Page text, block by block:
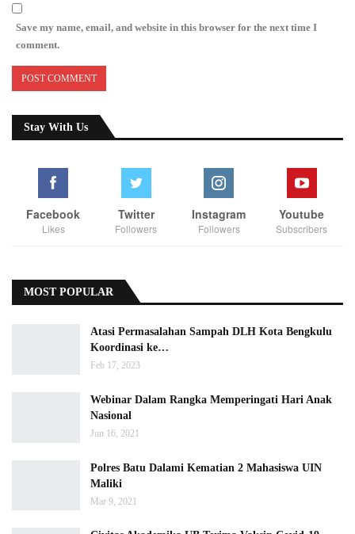
Save my name, email, and website in this browser for the next time I
comment.
Stay With Us
Facebook
Likes
Twitter
Followers
Instagram
Followers
Youtube
Subscribers
MOST POPULAR
Atasi Permasalahan Sampah DLH Kota Bengkulu
Koordinasi ke…
Feb 17, 2023
Webinar Dalam Rangka Memperingati Hari Anak
Nasional
Jun 16, 2021
Polres Batu Dalami Kematian 2 Mahasiswa UIN
Maliki
Mar 9, 2021